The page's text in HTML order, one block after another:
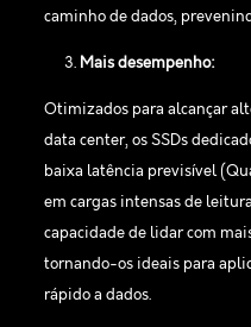
caminho de dados,
Mais desempenho:
Otimizados para alcançar
data center, os SSDs
baixa latência previsível
em cargas intensas de
capacidade de lidar com
tornando-os ideais para
rápido a dados.